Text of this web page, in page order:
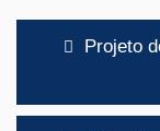
Navegação
artigos
Projeto